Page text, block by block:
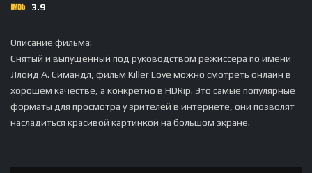
3.9
Описание фильма:
Снятый и выпущенный под руководством режиссера по имени
Ллойд А. Симандл, фильм Killer Love можно смотреть онлайн в
хорошем качестве, а конкретно в HDRip. Это самые популярные
форматы для просмотра у зрителей в интернете, они позволят
насладиться красивой картинкой на большом экране.